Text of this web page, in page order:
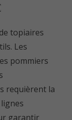
topiaires
Les
pommiers
requièrent la
garantir